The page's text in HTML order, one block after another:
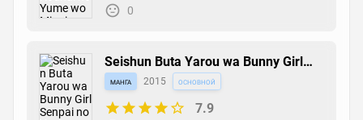
0
Seishun Buta Yarou wa Bunny Girl
Senpai no Yume wo Minai
манга 2015 основной
7.9